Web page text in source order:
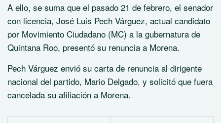
A ello, se suma que el pasado 21 de febrero, el senador
con licencia, José Luis Pech Várguez, actual candidato
por Movimiento Ciudadano (MC) a la gubernatura de
Quintana Roo, presentó su renuncia a Morena.
Pech Várguez envió su carta de renuncia al dirigente
nacional del partido, Mario Delgado, y solicitó que fuera
cancelada su afiliación a Morena.